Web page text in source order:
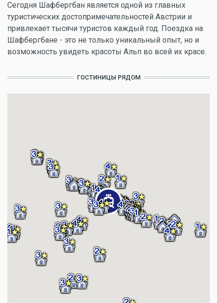
Сегодня Шафбергбан является одной из главных
туристических достопримечательностей Австрии и
привлекает тысячи туристов каждый год. Поездка на
Шафбергбане - это не только уникальный опыт, но и
возможность увидеть красоты Альп во всей их красе.
ГОСТИНИЦЫ РЯДОМ